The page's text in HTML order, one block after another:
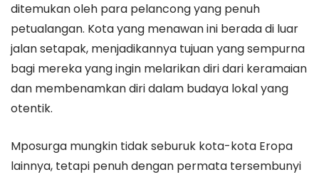
ditemukan oleh para pelancong yang penuh
petualangan. Kota yang menawan ini berada di luar
jalan setapak, menjadikannya tujuan yang sempurna
bagi mereka yang ingin melarikan diri dari keramaian
dan membenamkan diri dalam budaya lokal yang
otentik.
Mposurga mungkin tidak seburuk kota-kota Eropa
lainnya, tetapi penuh dengan permata tersembunyi